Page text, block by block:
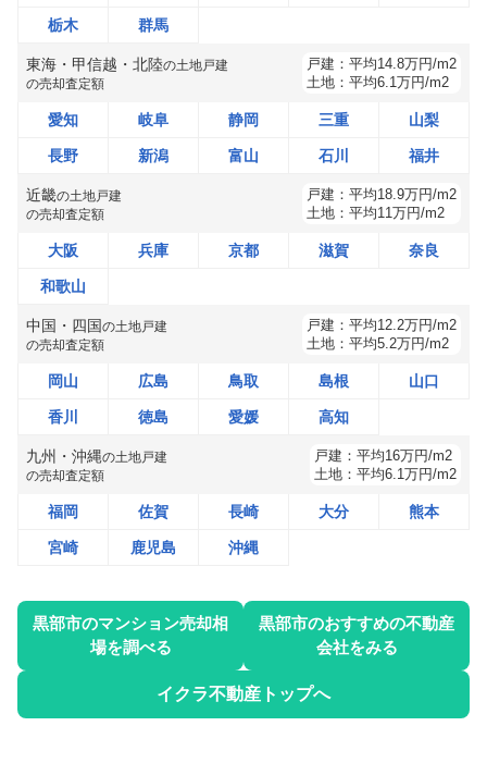
栃木 群馬
東海・甲信越・北陸の土地戸建
の売却査定額
戸建： 平均14.8万円/m2
土地： 平均6.1万円/m2
愛知 岐阜 静岡 三重 山梨
長野 新潟 富山 石川 福井
近畿の土地戸建
の売却査定額
戸建： 平均18.9万円/m2
土地： 平均11万円/m2
大阪 兵庫 京都 滋賀 奈良
和歌山
中国・四国の土地戸建
の売却査定額
戸建： 平均12.2万円/m2
土地： 平均5.2万円/m2
岡山 広島 鳥取 島根 山口
香川 徳島 愛媛 高知
九州・沖縄の土地戸建
の売却査定額
戸建： 平均16万円/m2
土地： 平均6.1万円/m2
福岡 佐賀 長崎 大分 熊本
宮崎 鹿児島 沖縄
黒部市のマンション売却相
場を調べる
黒部市のおすすめの不動産
会社をみる
イクラ不動産トップへ